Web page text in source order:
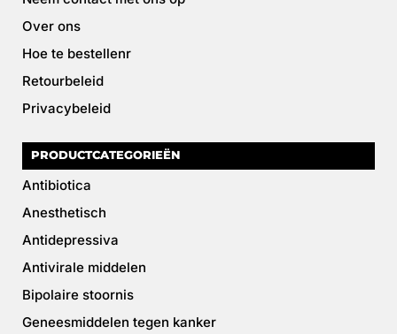
Over ons
Hoe te bestellenr
Retourbeleid
Privacybeleid
PRODUCTCATEGORIEËN
Antibiotica
Anesthetisch
Antidepressiva
Antivirale middelen
Bipolaire stoornis
Geneesmiddelen tegen kanker